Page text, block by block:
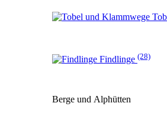
Findlinge (28)
Berge und Alphütten